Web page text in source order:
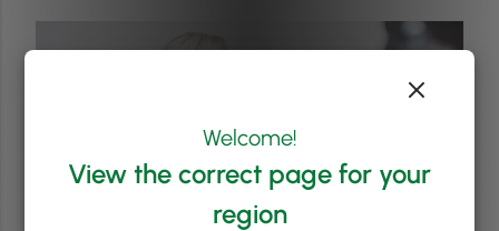
Welcome!
View the correct page for your
region